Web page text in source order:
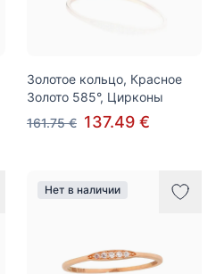
Золотое кольцо, Красное
Золото 585°, Цирконы
161.75 € 137.49 €
Нет в наличии